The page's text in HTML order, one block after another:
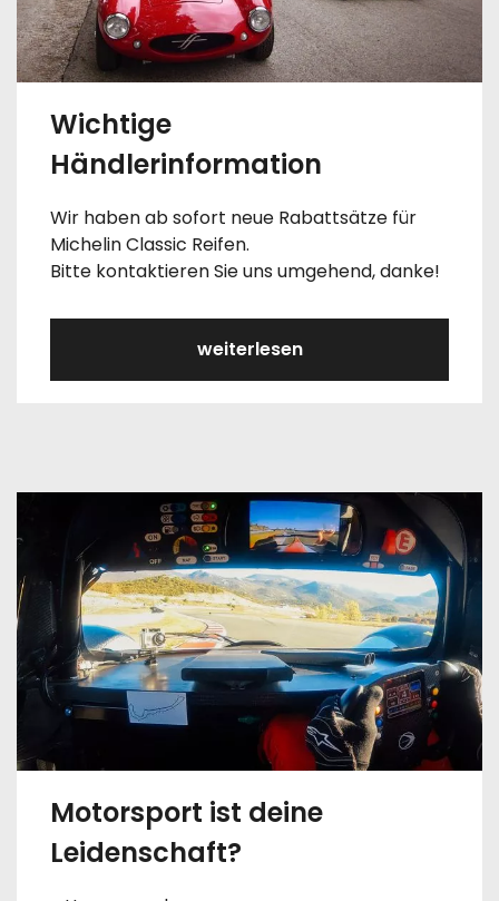
Wichtige
Händlerinformation
Wir haben ab sofort neue Rabattsätze für
Michelin Classic Reifen.
Bitte kontaktieren Sie uns umgehend, danke!
weiterlesen
Motorsport ist deine
Leidenschaft?